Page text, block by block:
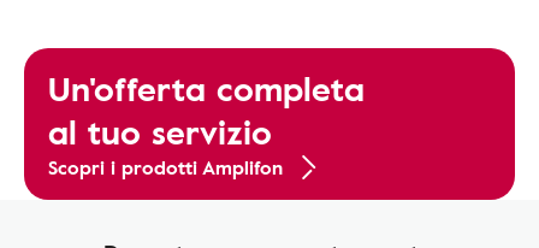
Un'offerta completa
al tuo servizio
Scopri i prodotti Amplifon